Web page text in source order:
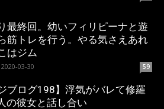
最終回。幼いフィリピーナと遊
筋トレを行う。やる気さえあれ
はジム
2020-03-30 59
ブログ198】浮気がバレて修羅
の彼女と話し合い